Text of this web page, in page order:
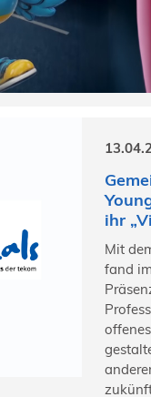
ihr
Mit
fand